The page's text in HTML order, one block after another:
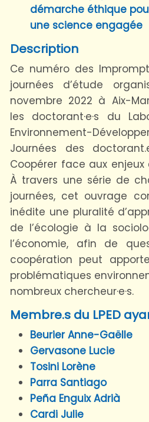
démarche éthique
une science engagée
Description
Ce numéro des
journées d’étude
novembre 2022 à Aix-
les doctorant·e·s du
Environnement-
Journées des
Coopérer face aux
À travers une série de
journées, cet ouvrage
inédite une pluralité
de l’écologie à la
l’économie, afin de
coopération peut
problématiques
nombreux chercheur·e·s.
Membre.s du LPED
Beurier Anne-Gaëlle
Gervasone Lucie
Tosini Lorène
Parra Santiago
Peña Enguix Adrià
Cardi Julie